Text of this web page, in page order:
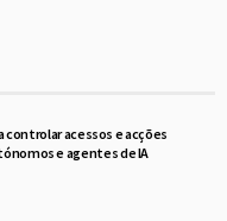
controlar acessos e acções
e agentes de IA